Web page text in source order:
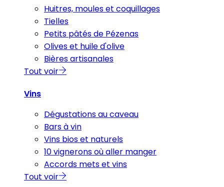
Huitres, moules et coquillages
Tielles
Petits pâtés de Pézenas
Olives et huile d'olive
Bières artisanales
Tout voir
Vins
Dégustations au caveau
Bars à vin
Vins bios et naturels
10 vignerons où aller manger
Accords mets et vins
Tout voir